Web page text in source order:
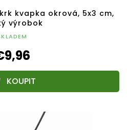
kvapka okrová, 5x3 cm,
výrobok